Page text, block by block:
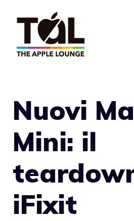
contenuto
Nuovi
Mini: il
iFixit